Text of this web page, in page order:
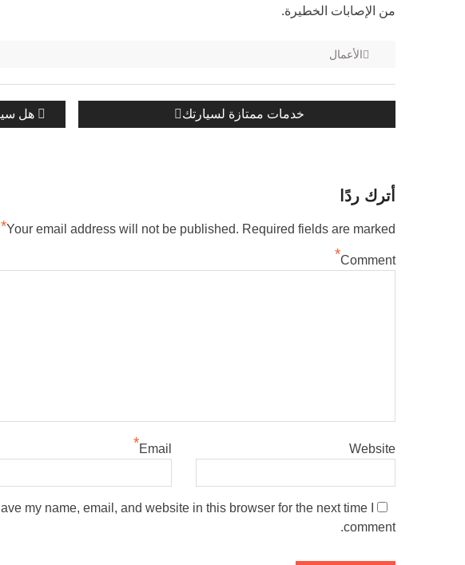
من الإصابات الخطيرة.
الأعمال
تصفح
المواضيع
هل
المنشور
خدمات ممتازة لسيارتك
أترك ردًا
Your email address will not be published. Required fields are marked
*
Comment
*
Email
* Website
my name, email, and website in this browser for the next time I
comment.